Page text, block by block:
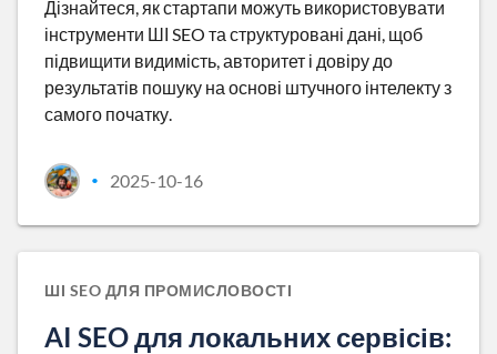
Дізнайтеся, як стартапи можуть використовувати
інструменти ШІ SEO та структуровані дані, щоб
підвищити видимість, авторитет і довіру до
результатів пошуку на основі штучного інтелекту з
самого початку.
• 2025-10-16
ШІ SEO ДЛЯ ПРОМИСЛОВОСТІ
AI SEO для локальних сервісів: